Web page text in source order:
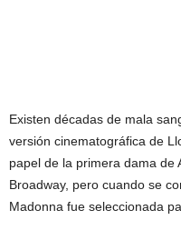
Existen décadas de mala
versión cinematográfica de
papel de la primera dama de
Broadway, pero cuando se
Madonna fue seleccionada